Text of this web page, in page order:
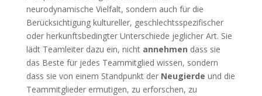
neurodynamische Vielfalt, sondern auch für die
Berücksichtigung kultureller, geschlechtsspezifischer
oder herkunftsbedingter Unterschiede jeglicher Art. Sie
lädt Teamleiter dazu ein, nicht annehmen dass sie
das Beste für jedes Teammitglied wissen, sondern
dass sie von einem Standpunkt der Neugierde und die
Teammitglieder ermutigen, zu erforschen, zu